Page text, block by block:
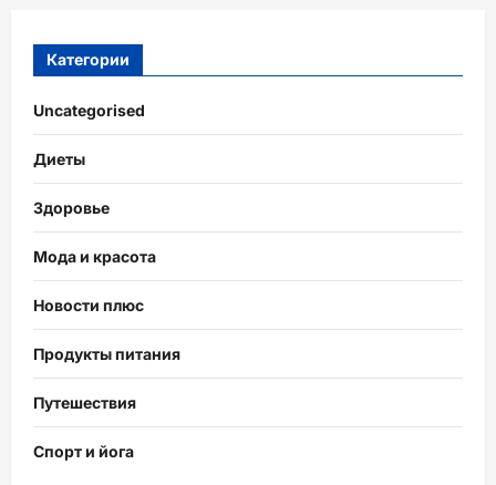
Категории
Uncategorised
Диеты
Здоровье
Мода и красота
Новости плюс
Продукты питания
Путешествия
Спорт и йога